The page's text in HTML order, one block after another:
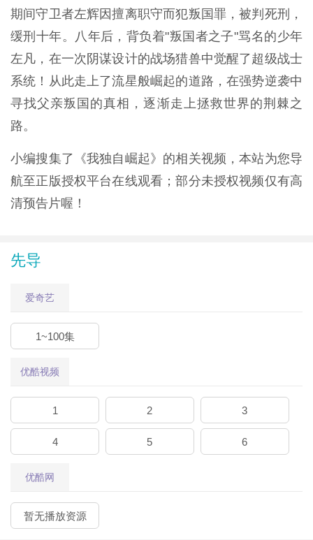
期间守卫者左辉因擅离职守而犯叛国罪，被判死刑，
缓刑十年。八年后，背负着"叛国者之子"骂名的少年
左凡，在一次阴谋设计的战场猎兽中觉醒了超级战士
系统！从此走上了流星般崛起的道路，在强势逆袭中
寻找父亲叛国的真相，逐渐走上拯救世界的荆棘之
路。
小编搜集了《我独自崛起》的相关视频，本站为您导
航至正版授权平台在线观看；部分未授权视频仅有高
清预告片喔！
先导
爱奇艺
1~100集
优酷视频
1 2 3
4 5 6
优酷网
暂无播放资源